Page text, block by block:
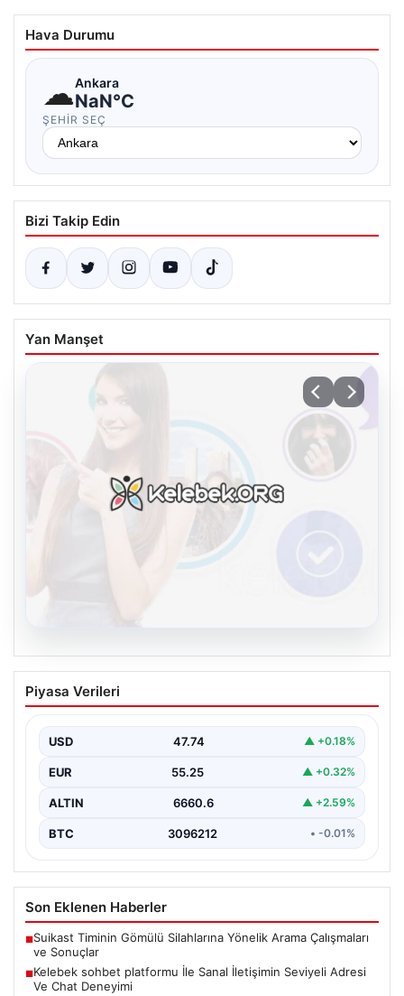
Hava Durumu
☁Ankara
NaN°C
ŞEHIR SEÇ
Bizi Takip Edin
Yan Manşet
Kelebek sohbet platformu İle Sanal
İletişimin Seviyeli Adresi Ve Chat
İnternet çağında insanların kaliteli bir tarzda irtibat
Piyasa Verileri
USD 47.74 ▲ +0.18%
EUR 55.25 ▲ +0.32%
ALTIN 6660.6 ▲ +2.59%
BTC 3096212 • -0.01%
Son Eklenen Haberler
■Suikast Timinin Gömülü Silahlarına Yönelik Arama Çalışmaları
ve Sonuçlar
■Kelebek sohbet platformu İle Sanal İletişimin Seviyeli Adresi
Ve Chat Deneyimi